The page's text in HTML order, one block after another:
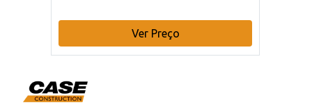
Ver Preço